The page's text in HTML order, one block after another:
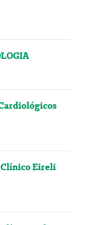
Clínico Eireli